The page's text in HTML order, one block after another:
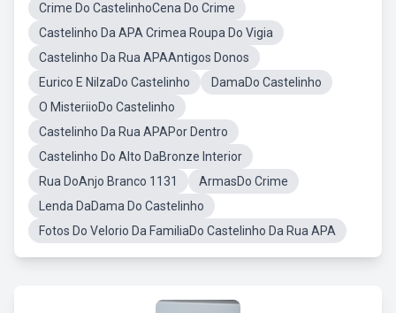
Crime Do CastelinhoCena Do Crime
Castelinho Da APA Crimea Roupa Do Vigia
Castelinho Da Rua APAAntigos Donos
Eurico E NilzaDo Castelinho
DamaDo Castelinho
O MisteriioDo Castelinho
Castelinho Da Rua APAPor Dentro
Castelinho Do Alto DaBronze Interior
Rua DoAnjo Branco 1131
ArmasDo Crime
Lenda DaDama Do Castelinho
Fotos Do Velorio Da FamiliaDo Castelinho Da Rua APA